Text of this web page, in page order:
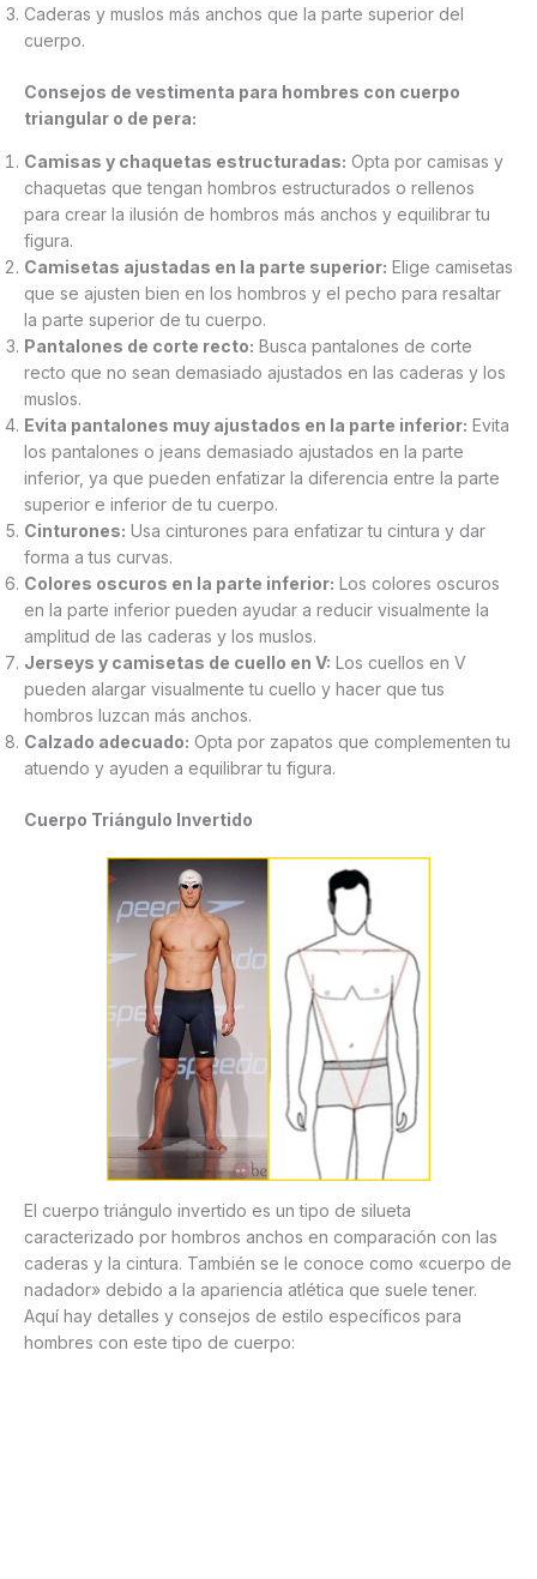
Caderas y muslos más anchos que la parte superior del
cuerpo.
Consejos de vestimenta para hombres con cuerpo
triangular o de pera:
Camisas y chaquetas estructuradas: Opta por camisas y
chaquetas que tengan hombros estructurados o rellenos
para crear la ilusión de hombros más anchos y equilibrar tu
figura.
Camisetas ajustadas en la parte superior: Elige camisetas
que se ajusten bien en los hombros y el pecho para resaltar
la parte superior de tu cuerpo.
Pantalones de corte recto: Busca pantalones de corte
recto que no sean demasiado ajustados en las caderas y los
muslos.
Evita pantalones muy ajustados en la parte inferior: Evita
los pantalones o jeans demasiado ajustados en la parte
inferior, ya que pueden enfatizar la diferencia entre la parte
superior e inferior de tu cuerpo.
Cinturones: Usa cinturones para enfatizar tu cintura y dar
forma a tus curvas.
Colores oscuros en la parte inferior: Los colores oscuros
en la parte inferior pueden ayudar a reducir visualmente la
amplitud de las caderas y los muslos.
Jerseys y camisetas de cuello en V: Los cuellos en V
pueden alargar visualmente tu cuello y hacer que tus
hombros luzcan más anchos.
Calzado adecuado: Opta por zapatos que complementen tu
atuendo y ayuden a equilibrar tu figura.
Cuerpo Triángulo Invertido
El cuerpo triángulo invertido es un tipo de silueta
caracterizado por hombros anchos en comparación con las
caderas y la cintura. También se le conoce como «cuerpo de
nadador» debido a la apariencia atlética que suele tener.
Aquí hay detalles y consejos de estilo específicos para
hombres con este tipo de cuerpo: